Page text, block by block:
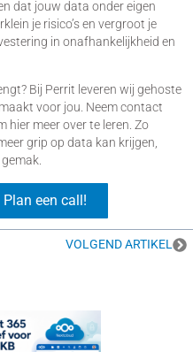
dat jouw data onder eigen
je risico’s en vergroot je
in onafhankelijkheid en
Bij Perrit leveren wij gehoste
voor jou. Neem contact
hier meer over te leren. Zo
grip op data kan krijgen,
Plan een call!
VOLGEND ARTIKEL